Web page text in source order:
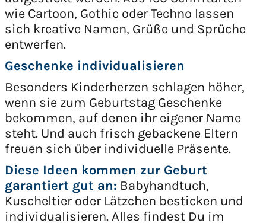
wie Cartoon, Gothic oder Techno lassen
sich kreative Namen, Grüße und Sprüche
entwerfen.
Geschenke individualisieren
Besonders Kinderherzen schlagen höher,
wenn sie zum Geburtstag Geschenke
bekommen, auf denen ihr eigener Name
steht. Und auch frisch gebackene Eltern
freuen sich über individuelle Präsente.
Diese Ideen kommen zur Geburt
garantiert gut an: Babyhandtuch,
Kuscheltier oder Lätzchen besticken und
individualisieren. Alles findest Du im